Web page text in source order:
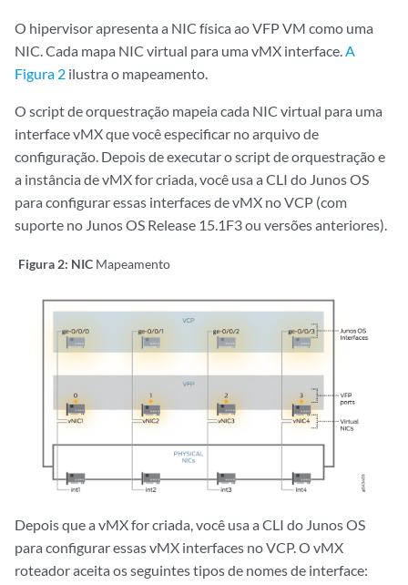
O hipervisor apresenta a NIC física ao VFP VM como uma
NIC. Cada mapa NIC virtual para uma vMX interface.A
Figura 2 ilustra o mapeamento.
O script de orquestração mapeia cada NIC virtual para uma
interface vMX que você especificar no arquivo de
configuração. Depois de executar o script de orquestração e
a instância de vMX for criada, você usa a CLI do Junos OS
para configurar essas interfaces de vMX no VCP (com
suporte no Junos OS Release 15.1F3 ou versões anteriores).
Figura 2: NIC Mapeamento
Depois que a vMX for criada, você usa a CLI do Junos OS
para configurar essas vMX interfaces no VCP. O vMX
roteador aceita os seguintes tipos de nomes de interface: